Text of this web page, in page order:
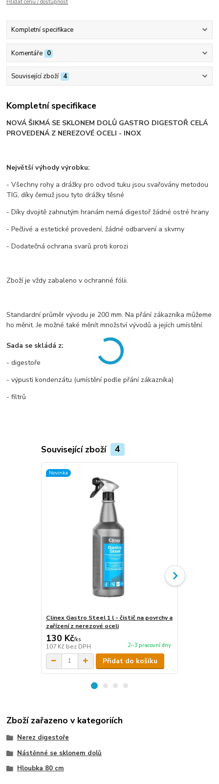
Hlídat cenu / dostupnost
Kompletní specifikace
Komentáře 0
Související zboží 4
Kompletní specifikace
NOVÁ ŠIKMÁ SE SKLONEM DOLŮ GASTRO DIGESTOŘ CELÁ
PROVEDENÁ Z NEREZOVÉ OCELI - INOX
Největší výhody výrobku:
- Všechny rohy a drážky pro odvod tuku jsou svařovány metodou
TIG, díky čemuž jsou tyto drážky těsné
- Díky dvojitě zahnutým hranám nemá digestoř žádné ostré hrany
- Pečlivé a estetické provedení, žádné odbarvení a skvrny
- Dodatečná ochrana svarů proti korozi
Zboží je vždy zabaleno v ochranné fólii.
Standardní průměr vývodu je 200 mm. Na přání zákazníka můžeme
ho měnit. Je možné také měnít množství vývodů a jejích umístění.
Sada se skládá z:
- digestoře
- výpusti kondenzátu (umístění podle přání zákazníka)
- filtrů
Související zboží 4
Novinka
Clinex Gastro Steel 1 l - čistič na povrchy a
zařízení z nerezové oceli
130 Kč/ks
107 Kč bez DPH 2–3 pracovní dny
Přidat do košíku
Zboží zařazeno v kategoriích
Nerez digestoře
Nástěnné se sklonem dolů
Hloubka 80 cm